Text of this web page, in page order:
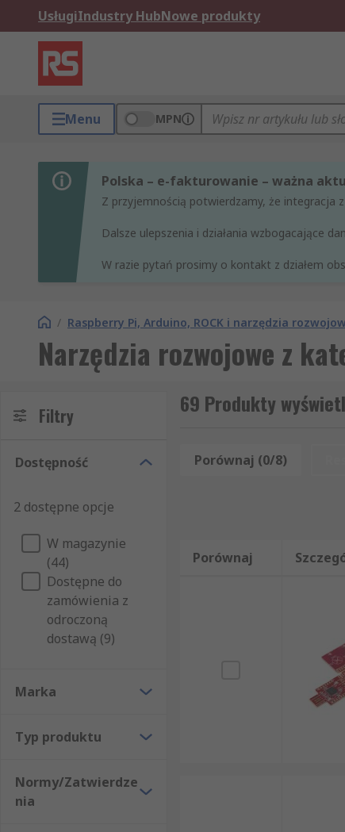
UsługiIndustry HubNowe produkty
Menu MPN
Polska – e-fakturowanie – ważna
Z przyjemnością potwierdzamy, że integracja
Dalsze ulepszenia i działania wzbogacające
W razie pytań prosimy o kontakt z działem
/ Raspberry Pi, Arduino, ROCK i narzędzia
Narzędzia rozwojowe z
Filtry
Dostępność
2 dostępne opcje
W magazynie
(44)
Dostępne do
zamówienia z
odroczoną
dostawą (9)
Marka
Typ produktu
Normy/Zatwierdze
nia
69 Produkty
Porównaj (0/8)
Porównaj